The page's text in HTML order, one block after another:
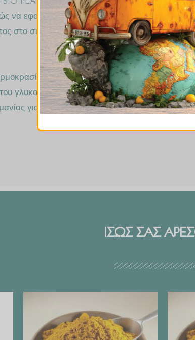
να εφαρμοστεί με τη μορφή μιας θεραπείας
στο συκώτι). Σε κάθε περίπτωση, θα πρέπει
δωματίου και προστατεύεται από το
γλυκού ημερησίως
για την ΒΙΟ-ΥΓΕΙΑ
ΙΣΩΣ ΣΑΣ
€ 2.99
through
€ 29.90